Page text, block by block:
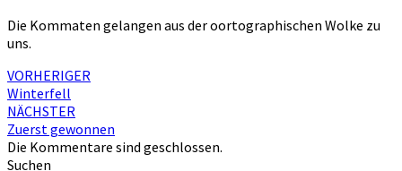
Die Kommaten gelangen aus der oortographischen Wolke zu
uns.
Beitragsnavigation
VORHERIGER
Winterfell
NÄCHSTER
Zuerst gewonnen
Die Kommentare sind geschlossen.
Suchen